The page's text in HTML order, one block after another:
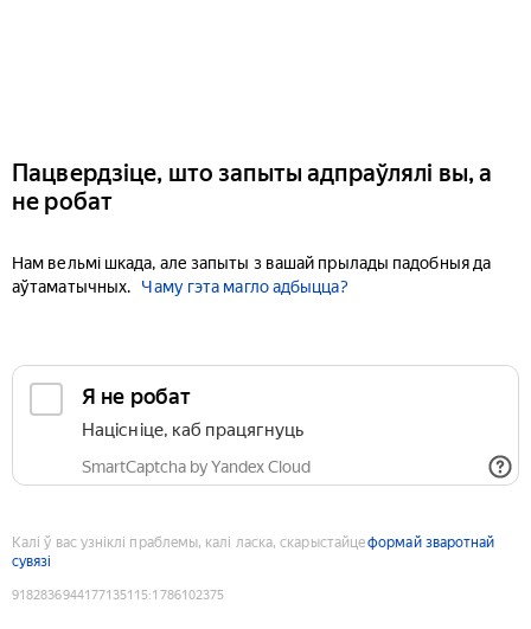
Пацвердзіце, што запыты адпраўлялі вы, а
не робат
Нам вельмі шкада, але запыты з вашай прылады падобныя да
аўтаматычных.
Чаму гэта магло адбыцца?
Я не робат
Націсніце, каб працягнуць
SmartCaptcha by Yandex Cloud
Калі ў вас узніклі праблемы, калі ласка, скарыстайцеформай зваротнай
сувязі
9182836944177135115:1786102375